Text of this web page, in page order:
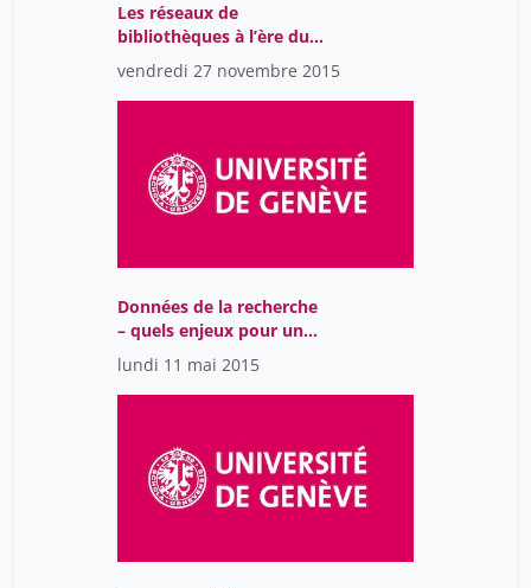
Les réseaux de
bibliothèques à l’ère du
cloud – que partager ?
comment travailler ?
vendredi 27 novembre 2015
Données de la recherche
– quels enjeux pour une
bibliothèque
universitaire ?
lundi 11 mai 2015